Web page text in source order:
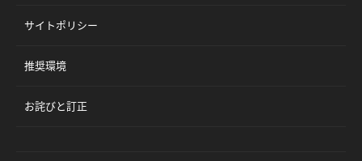
サイトポリシー
推奨環境
お詫びと訂正